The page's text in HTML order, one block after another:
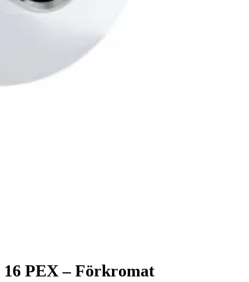
PEX – Förkromat